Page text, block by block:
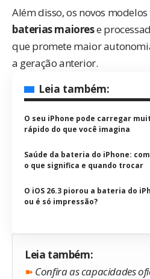
Além disso, os novos
baterias maiorese
que promete maior
a geração anterior.
Leia também:
O seu iPhone pode carregar
rápido do que você imagina
Saúde da bateria do iPhone:
o que significa e quando trocar
O iOS 26.3 piorou a bateria do
ou é só impressão?
Leia também:
➽ Confira as capacidades